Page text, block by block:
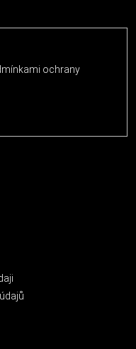
ochrany